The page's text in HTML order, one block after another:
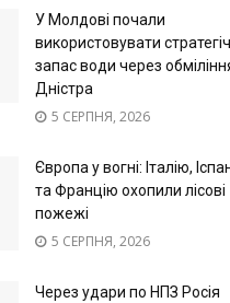
У Молдові почали
використовувати
запас води через
Дністра
5 СЕРПНЯ, 2026
Європа у вогні: Італію,
та Францію охопили лісові
пожежі
5 СЕРПНЯ, 2026
Через удари по НПЗ Росія